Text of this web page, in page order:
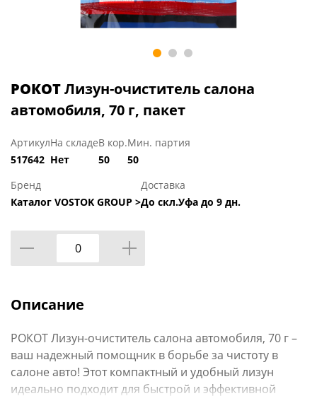
РОКОТЛизун-очиститель салона
автомобиля, 70 г, пакет
Артикул
517642
На складе
Нет
В кор.
50
Мин. партия
50
Бренд
Каталог VOSTOK GROUP >
Доставка
До скл.Уфа до 9 дн.
Описание
РОКОТ Лизун-очиститель салона автомобиля, 70 г –
ваш надежный помощник в борьбе за чистоту в
салоне авто! Этот компактный и удобный лизун
идеально подходит для быстрой и эффективной